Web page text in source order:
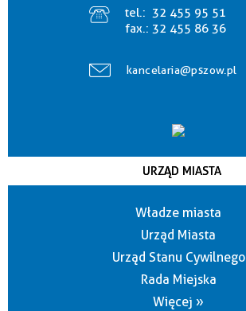
tel.: 32 455 95 51
fax.: 32 455 86 36
kancelaria@pszow.pl
URZĄD MIASTA
Władze miasta
Urząd Miasta
Urząd Stanu Cywilnego
Rada Miejska
Więcej »